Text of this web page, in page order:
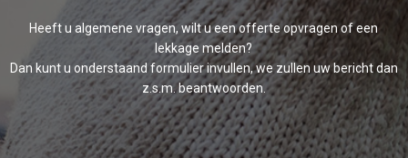
Heeft u algemene vragen, wilt u een offerte opvragen of een
lekkage melden?
Dan kunt u onderstaand formulier invullen, we zullen uw bericht dan
z.s.m. beantwoorden.